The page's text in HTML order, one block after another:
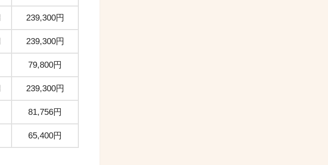
239,300円
239,300円
79,800円
239,300円
81,756円
65,400円